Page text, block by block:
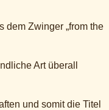
dem Zwinger „from the
Art überall
und somit die Titel